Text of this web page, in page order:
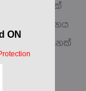
පුළුවන් තැනක්
රංගනය
පුළුවන් තැනක්
ජීවිතය,
සහ